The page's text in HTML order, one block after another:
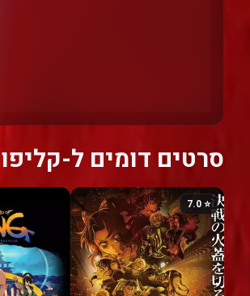
סרטים דומים ל-
⭐ 7.0